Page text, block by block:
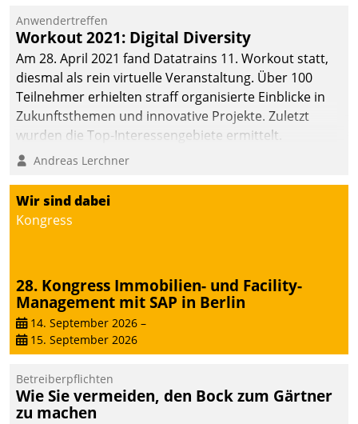
Cloud-Strategien und -
Lösungen mit hohem
Zukunftspotenzial.
Anwendertreffen
Workout 2021: Digital Diversity
Am 28. April 2021 fand Datatrains 11. Workout statt,
diesmal als rein virtuelle Veranstaltung. Über 100
Teilnehmer erhielten straff organisierte Einblicke in
Zukunftsthemen und innovative Projekte. Zuletzt
wurden die Top-Interessengebiete ermittelt.
Andreas Lerchner
Wir sind dabei
Kongress
28. Kongress Immobilien- und Facility-
Management mit SAP in Berlin
14. September 2026 –
15. September 2026
Betreiberpflichten
Wie Sie vermeiden, den Bock zum Gärtner
zu machen